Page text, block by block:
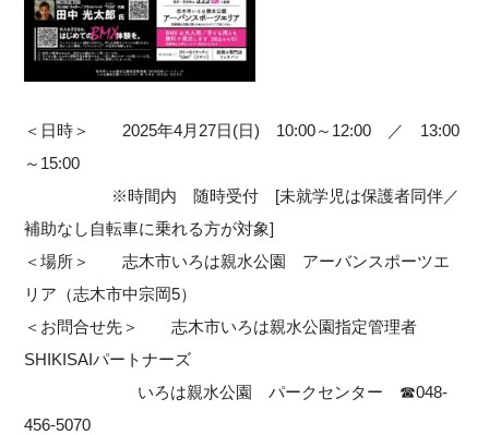
＜日時＞ 2025年4月27日(日) 10:00～12:00 ／ 13:00
～15:00
※時間内 随時受付 [未就学児は保護者同伴／
補助なし自転車に乗れる方が対象]
＜場所＞ 志木市いろは親水公園 アーバンスポーツエ
リア（志木市中宗岡5）
＜お問合せ先＞ 志木市いろは親水公園指定管理者
SHIKISAIパートナーズ
いろは親水公園 パークセンター ☎048-
456-5070